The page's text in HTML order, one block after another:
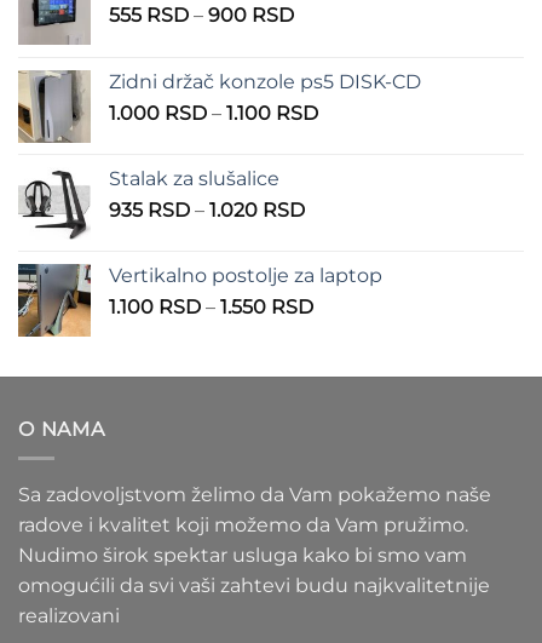
555 RSD – 900 RSDRaspon
555 RSD
do
Zidni držač konzole ps5 DISK-CD
1.000 RSD – 1.100 RSDRaspon
Stalak za slušalice
935 RSD – 1.020 RSDRaspon
935 RSD
do
Vertikalno postolje za laptop
1.100 RSD – 1.550 RSDRaspon
1.100 RSD
O NAMA
Sa zadovoljstvom želimo da Vam pokažemo naše
radove i kvalitet koji možemo da Vam pružimo.
Nudimo širok spektar usluga kako bi smo vam
omogućili da svi vaši zahtevi budu najkvalitetnije
realizovani